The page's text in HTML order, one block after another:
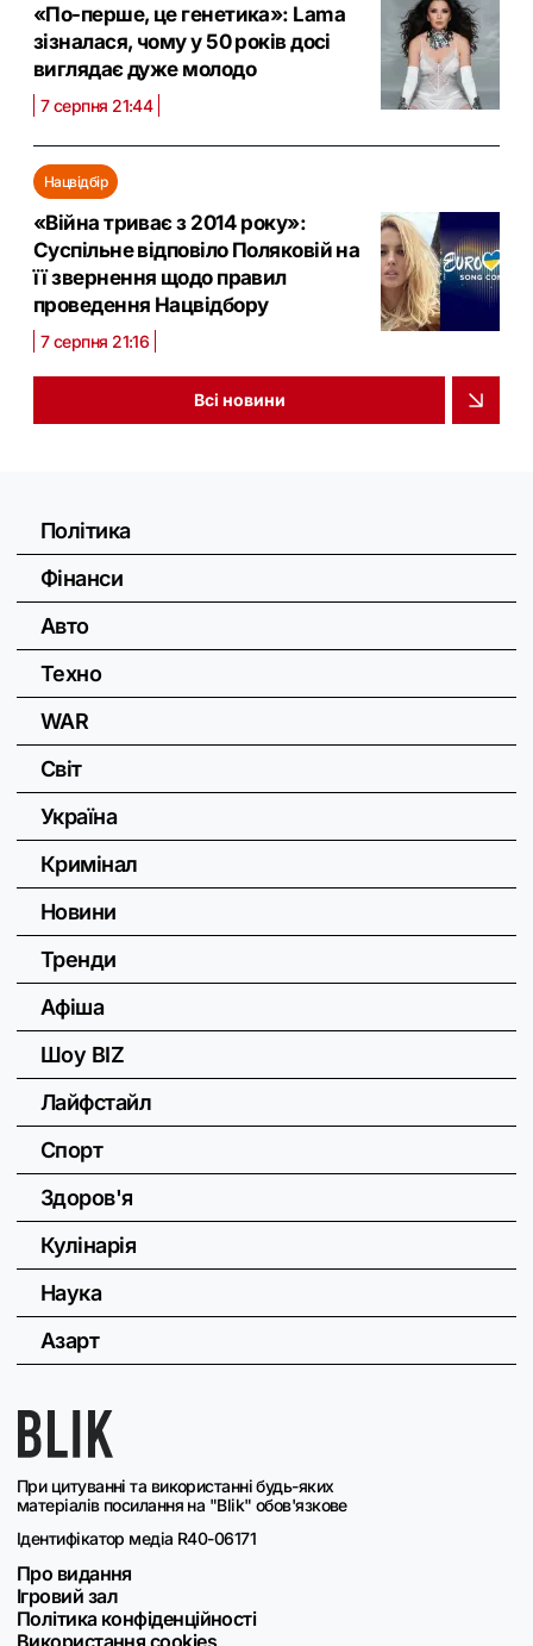
«По-перше, це генетика»: Lama
зізналася, чому у 50 років досі
виглядає дуже молодо
7 серпня 21:44
Нацвідбір
«Війна триває з 2014 року»:
Суспільне відповіло Поляковій на
її звернення щодо правил
проведення Нацвідбору
7 серпня 21:16
Всі новини
При цитуванні та використанні будь-яких
матеріалів посилання на "Blik" обов'язкове
Ідентифікатор медіа R40-06171
Про видання
Ігровий зал
Політика конфіденційності
Використання cookies
Політика
Фінанси
Авто
Техно
WAR
Світ
Україна
Кримінал
Новини
Тренди
Афіша
Шоу BIZ
Лайфстайл
Спорт
Здоров'я
Кулінарія
Наука
Азарт